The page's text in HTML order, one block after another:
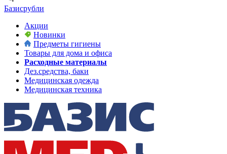
Базисрубли
Акции
Новинки
Предметы гигиены
Товары для дома и офиса
Расходные материалы
Дез.средства, баки
Медицинская одежда
Медицинская техника